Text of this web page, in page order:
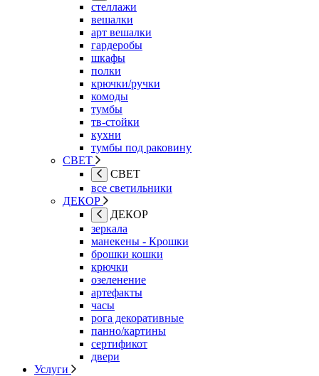
стеллажи
вешалки
арт вешалки
гардеробы
шкафы
полки
крючки/ручки
комоды
тумбы
тв-стойки
кухни
тумбы под раковину
СВЕТ
СВЕТ
все светильники
ДЕКОР
ДЕКОР
зеркала
манекены - Крошки
брошки кошки
крючки
озеленение
артефакты
часы
рога декоративные
панно/картины
сертификот
двери
Услуги